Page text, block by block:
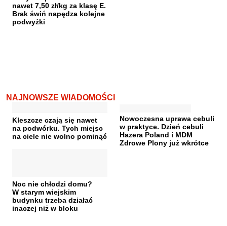
nawet 7,50 zł/kg za klasę E.
Brak świń napędza kolejne
podwyżki
NAJNOWSZE WIADOMOŚCI
Kleszcze czają się nawet
na podwórku. Tych miejsc
na ciele nie wolno pominąć
Nowoczesna uprawa cebuli
w praktyce. Dzień cebuli
Hazera Poland i MDM
Zdrowe Plony już wkrótce
Noc nie chłodzi domu?
W starym wiejskim
budynku trzeba działać
inaczej niż w bloku